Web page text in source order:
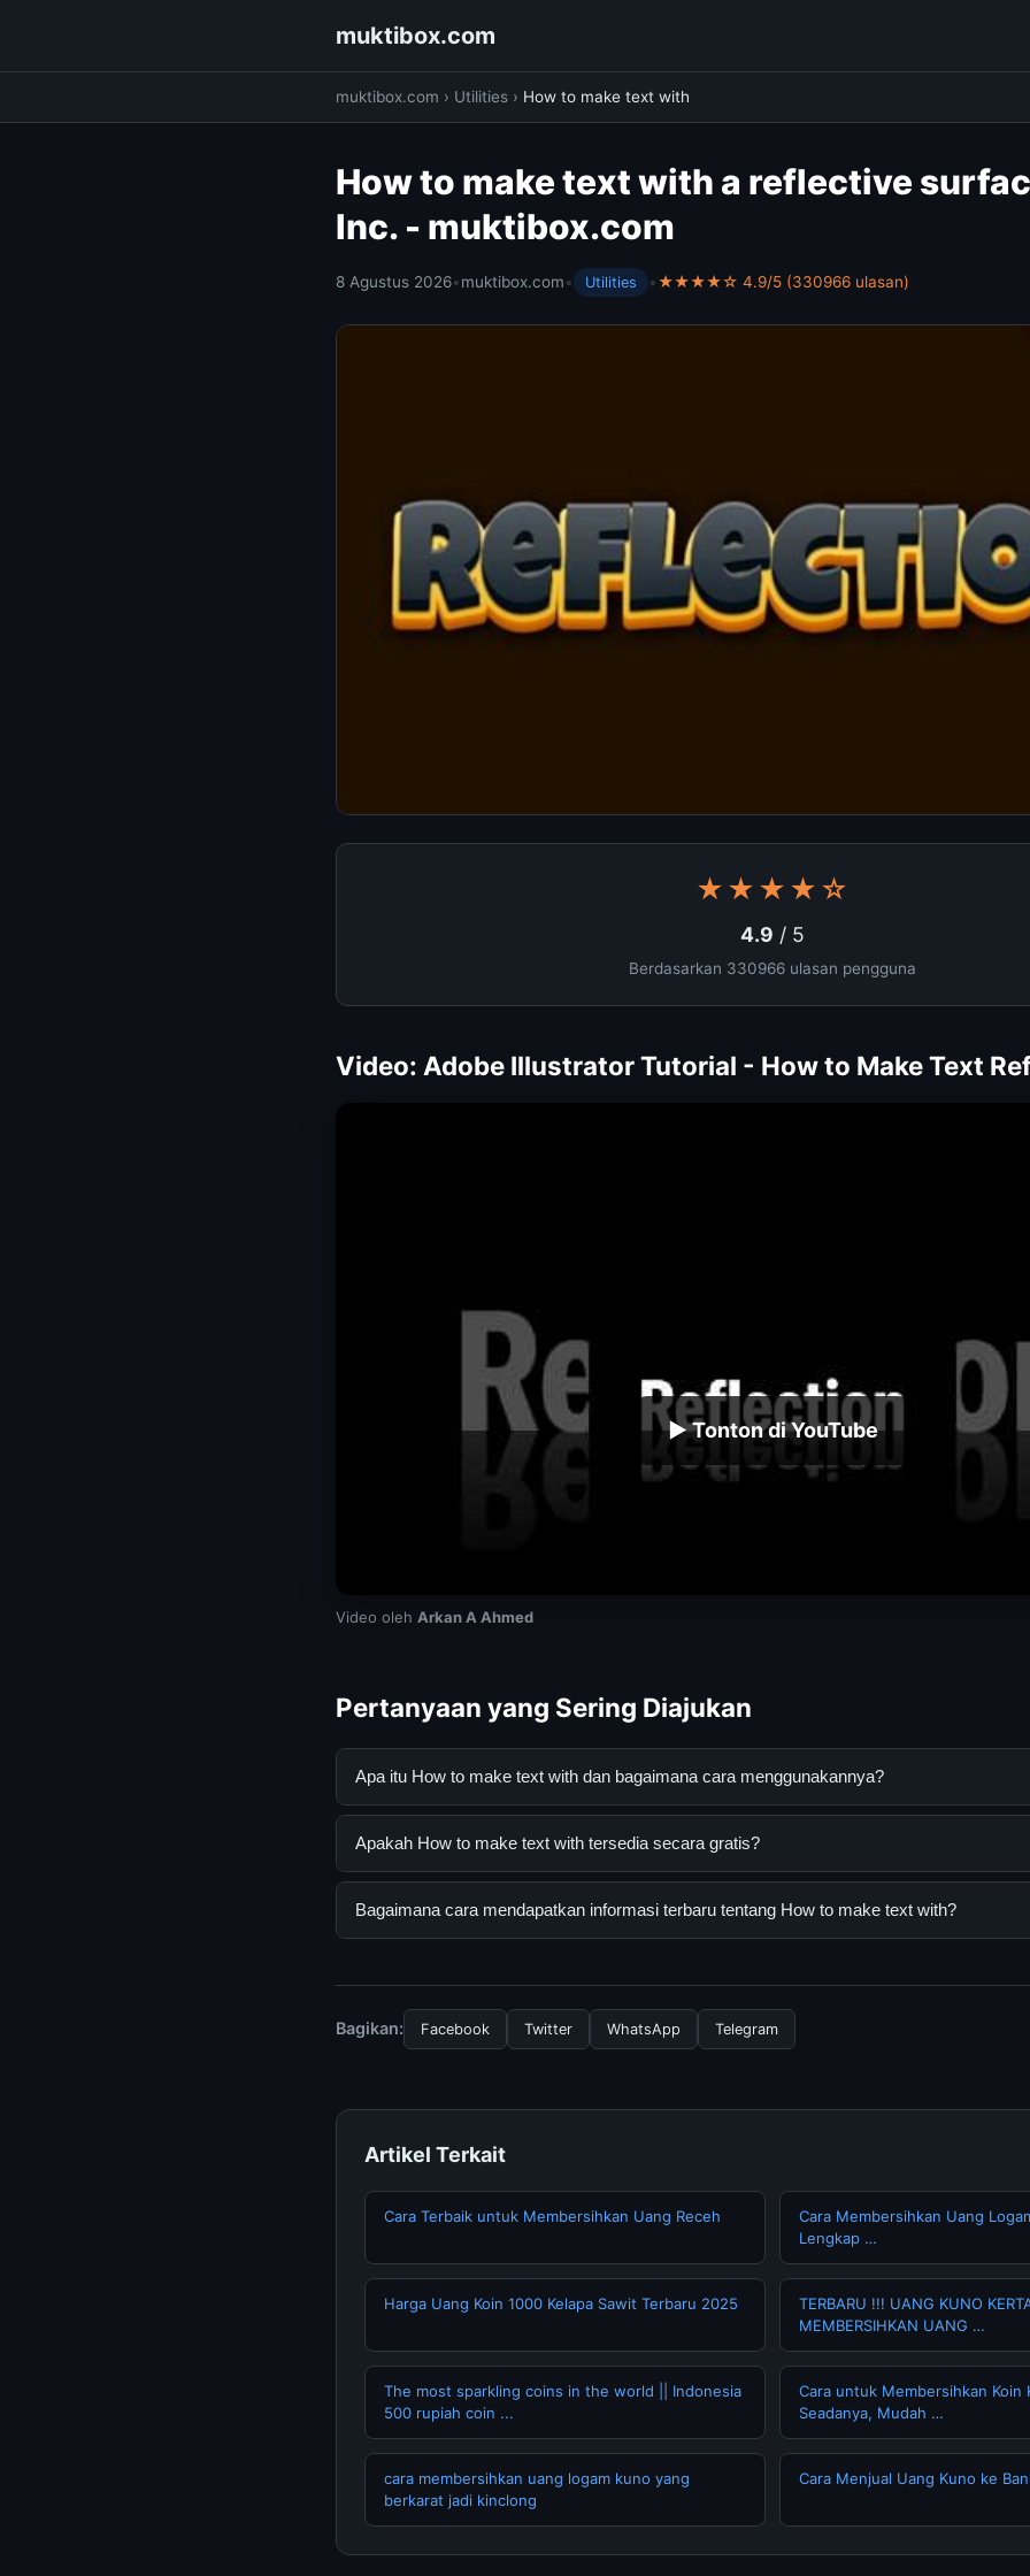
muktibox.com
muktibox.com › Utilities › How to make text with
How to make text with a reflective
Inc. - muktibox.com
8 Agustus 2026•muktibox.com• Utilities •★★★★☆ 4.9/5 (330966 ulasan)
★★★★☆
4.9 / 5
Berdasarkan 330966 ulasan pengguna
Video: Adobe Illustrator Tutorial - How to Make Text
▶ Tonton di YouTube
Video oleh Arkan A Ahmed
Pertanyaan yang Sering Diajukan
Apa itu How to make text with dan bagaimana cara menggunakannya?
How to make text with adalah layanan digital yang dirancang untuk membantu
mengikuti panduan yang tersedia.
Apakah How to make text with tersedia secara gratis?
Ya, How to make text with dapat diakses secara gratis oleh semua pengguna. Tidak
Bagaimana cara mendapatkan informasi terbaru tentang How to make text with?
Bagikan:
Facebook Twitter WhatsApp Telegram
Artikel Terkait
Cara Terbaik untuk Membersihkan Uang Receh
Cara Membersihkan Uang
Lengkap …
Harga Uang Koin 1000 Kelapa Sawit Terbaru 2025
TERBARU !!! UANG KUNO
MEMBERSIHKAN UANG …
The most sparkling coins in the world || Indonesia
500 rupiah coin ...
Cara untuk Membersihkan Koin
Seadanya, Mudah …
cara membersihkan uang logam kuno yang
berkarat jadi kinclong
Cara Menjual Uang Kuno ke